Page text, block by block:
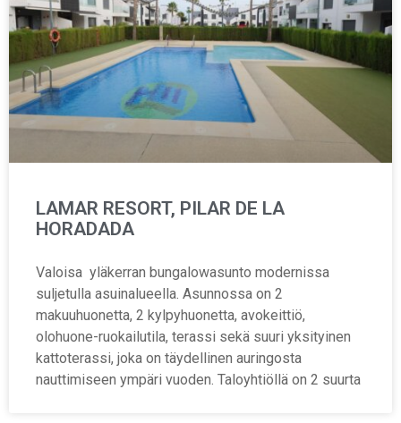
LAMAR RESORT, PILAR DE LA
HORADADA
Valoisa yläkerran bungalowasunto modernissa
suljetulla asuinalueella. Asunnossa on 2
makuuhuonetta, 2 kylpyhuonetta, avokeittiö,
olohuone-ruokailutila, terassi sekä suuri yksityinen
kattoterassi, joka on täydellinen auringosta
nauttimiseen ympäri vuoden. Taloyhtiöllä on 2 suurta